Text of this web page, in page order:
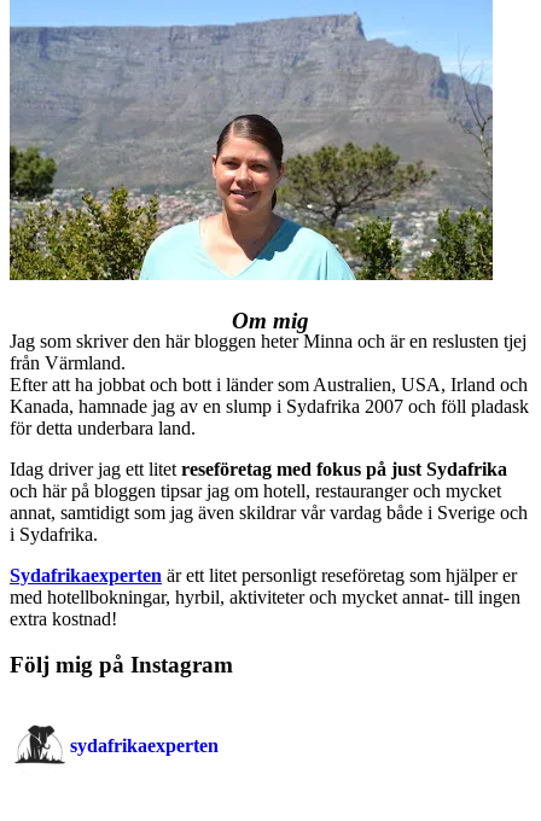
Om mig
Jag som skriver den här bloggen heter Minna och är en reslusten tjej
från Värmland.
Efter att ha jobbat och bott i länder som Australien, USA, Irland och
Kanada, hamnade jag av en slump i Sydafrika 2007 och föll pladask
för detta underbara land.
Idag driver jag ett litet reseföretag med fokus på just Sydafrika
och här på bloggen tipsar jag om hotell, restauranger och mycket
annat, samtidigt som jag även skildrar vår vardag både i Sverige och
i Sydafrika.
Sydafrikaexperten är ett litet personligt reseföretag som hjälper er
med hotellbokningar, hyrbil, aktiviteter och mycket annat- till ingen
extra kostnad!
Följ mig på Instagram
sydafrikaexperten